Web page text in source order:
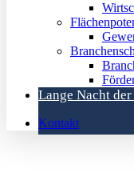
Lange Nacht
Kontakt